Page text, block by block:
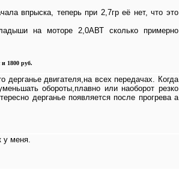
впрыска, теперь при 2,7гр её нет, что это
на моторе 2,0АВТ сколько примерно
и 1800 руб.
двигателя,на всех передачах. Когда
обороты,плавно или наоборот резко
дерганье появляется после прогрева а
у меня.